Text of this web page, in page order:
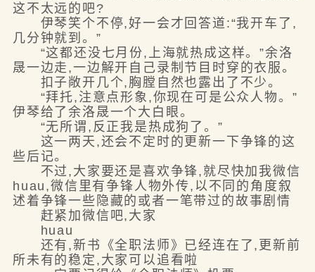
这不太远的吧?
伊琴笑个不停,好一会才回答道:“我开车了,
几分钟就到。”
“这都还没七月份,上海就热成这样。”余洛
晟一边走,一边解开自己录制节目时穿的衣服。
扣子敞开几个,胸膛自然也露出了不少。
“拜托,注意点形象,你现在可是公众人物。”
伊琴给了余洛晟一个大白眼。
“无所谓,反正我是热成狗了。”
这一两天,还会不定时的更新一下争锋的这
些后记。
不过,大家要还是喜欢争锋,就尽快加我微信
huau,微信里有争锋人物外传,以不同的角度叙
述着争锋一些隐藏的或者一笔带过的故事剧情
赶紧加微信吧,大家
huau
还有,新书《全职法师》已经连在了,更新前
所未有的稳定,大家可以追看啦